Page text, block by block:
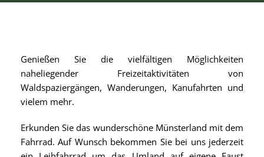
Genießen Sie die vielfältigen Möglichkeiten
naheliegender Freizeitaktivitäten von
Waldspaziergängen, Wanderungen, Kanufahrten und
vielem mehr.
Erkunden Sie das wunderschöne Münsterland mit dem
Fahrrad. Auf Wunsch bekommen Sie bei uns jederzeit